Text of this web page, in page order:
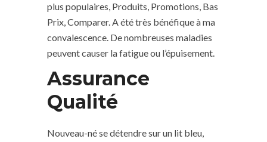
plus populaires, Produits, Promotions, Bas
Prix, Comparer. A été très bénéfique à ma
convalescence. De nombreuses maladies
peuvent causer la fatigue ou l’épuisement.
Assurance
Qualité
Nouveau-né se détendre sur un lit bleu,